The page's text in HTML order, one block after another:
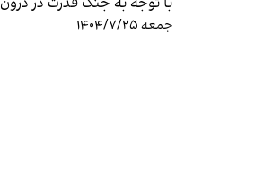
جمعه ۱۴۰۴/۷/۲۵